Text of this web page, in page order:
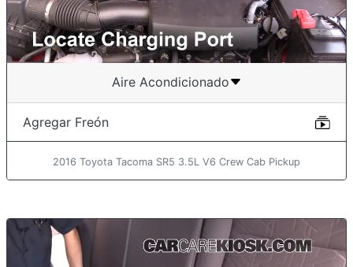
Aire Acondicionado
Agregar Freón
2016 Toyota Tacoma SR5 3.5L V6 Crew Cab Pickup